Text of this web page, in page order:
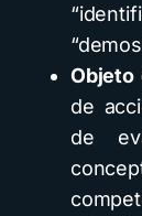
Objeto
de
de